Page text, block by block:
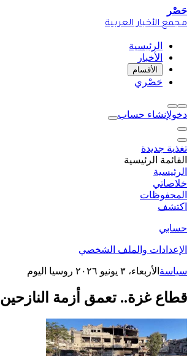
حَصْر
مجمع الأخبار العربية
الرئيسية
الأخبار
الأقسام
حَصْري
دخولإنشاء حساب
تغذية جديدة
القائمة الرئيسية
الرئيسية
خلاصاتي
المحفوظات
اكتشف
حسابي
الإعدادات والملف الشخصي
سياسة الأربعاء، ٣ يونيو ٢٠٢٦ روسيا اليوم
قطاع غزة.. تعمق أزمة النازحين